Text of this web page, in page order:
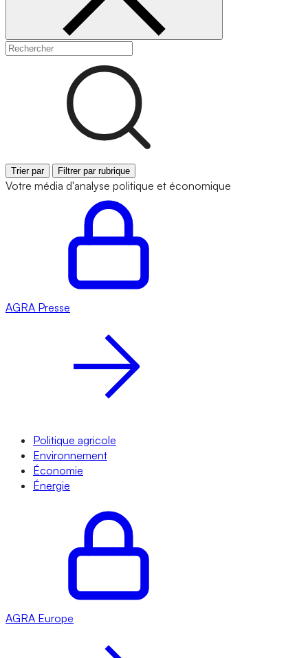
Trier par Filtrer par rubrique
Votre média d'analyse politique et économique
AGRA Presse
Politique agricole
Environnement
Économie
Énergie
AGRA Europe